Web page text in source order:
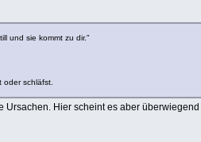
und sie kommt zu dir."
schläfst.
Hier scheint es aber